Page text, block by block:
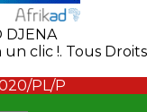
clic !. Tous Droits
PL/P